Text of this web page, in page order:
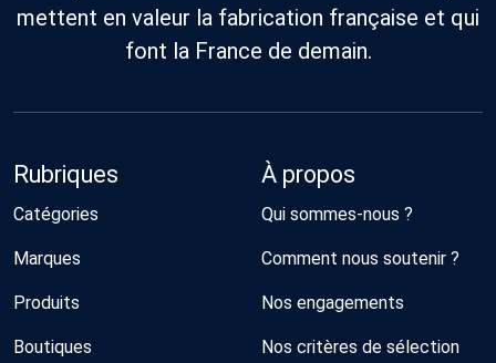
mettent en valeur la fabrication française et qui
font la France de demain.
Rubriques
Catégories
Marques
Produits
Boutiques
À propos
Qui sommes-nous ?
Comment nous soutenir ?
Nos engagements
Nos critères de sélection